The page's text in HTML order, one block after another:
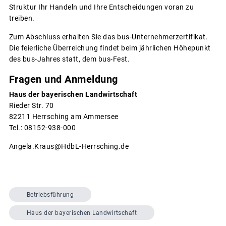
Struktur Ihr Handeln und Ihre Entscheidungen voran zu
treiben.
Zum Abschluss erhalten Sie das bus-Unternehmerzertifikat.
Die feierliche Überreichung findet beim jährlichen Höhepunkt
des bus-Jahres statt, dem bus-Fest.
Fragen und Anmeldung
Haus der bayerischen Landwirtschaft
Rieder Str. 70
82211 Herrsching am Ammersee
Tel.: 08152-938-000
Angela.Kraus@HdbL-Herrsching.de
Betriebsführung
Haus der bayerischen Landwirtschaft